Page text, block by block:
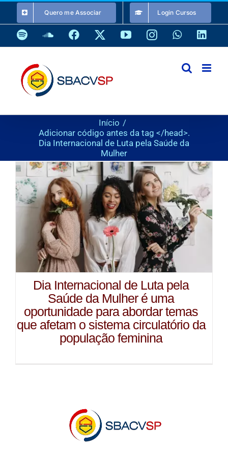
o
conteúdo
Quero me Associar Login Cursos
SpotifySoundCloud
Facebook YouTubeInstagramWhatsApp
Início
Adicionar código antes da tag </head>.
Dia Internacional de Luta pela Saúde da
Mulher
Dia Internacional de Luta pela
Saúde da Mulher é uma
oportunidade para abordar temas
que afetam o sistema circulatório da
população feminina